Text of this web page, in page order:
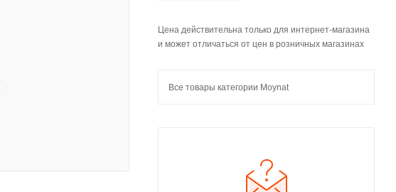
Цена действительна только для интернет-магазина
и может отличаться от цен в розничных магазинах
Все товары категории Moynat